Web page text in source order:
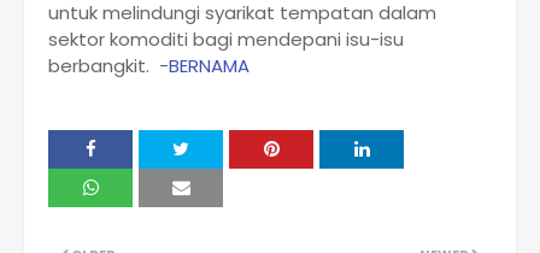
untuk melindungi syarikat tempatan dalam
sektor komoditi bagi mendepani isu-isu
berbangkit. -BERNAMA